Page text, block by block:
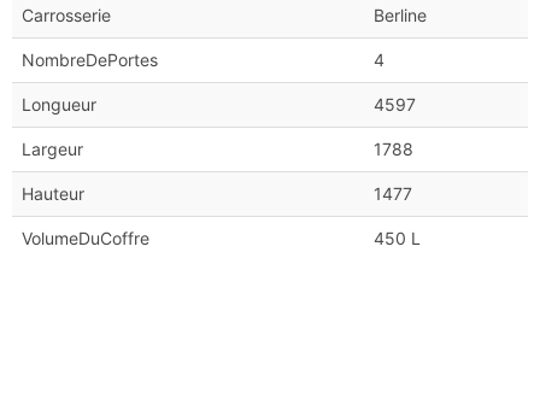
Carrosserie Berline
NombreDePortes 4
Longueur 4597
Largeur 1788
Hauteur 1477
VolumeDuCoffre 450 L